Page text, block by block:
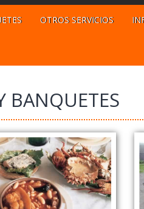
OTROS SERVICIOS
BANQUETES